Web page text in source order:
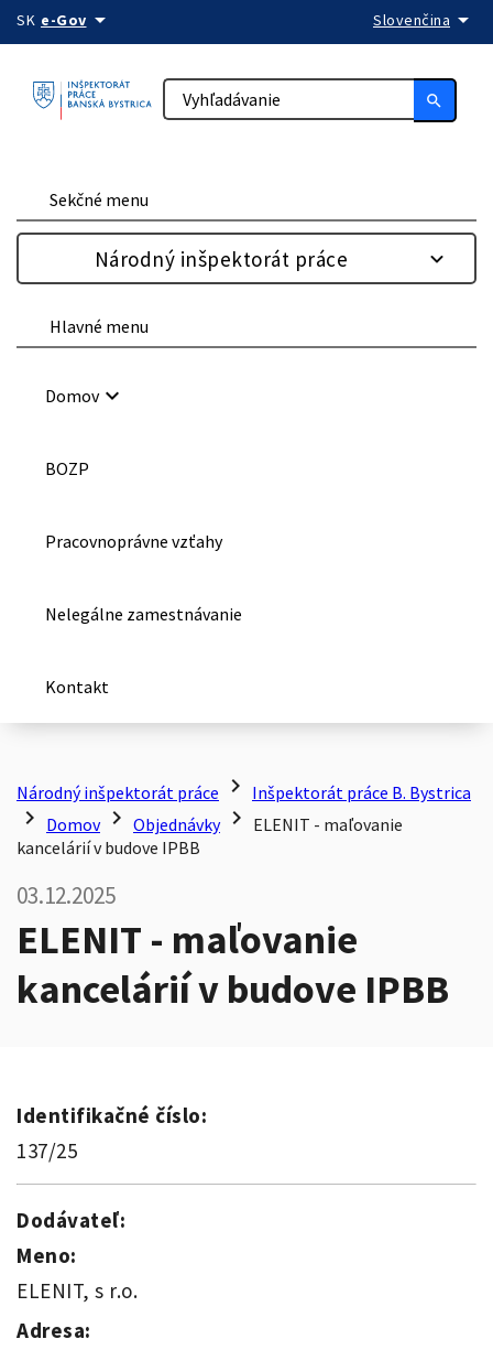
Preskočiť na obsah
SK e-Govarrow_drop_down Slovenčina arrow_drop_down
search
Sekčné menu
Národný inšpektorát práce
Hlavné menu
Domovkeyboard_arrow_down
BOZP
Pracovnoprávne vzťahy
Nelegálne zamestnávanie
Kontakt
Národný inšpektorát práce chevron_right Inšpektorát práce B. Bystrica
chevron_right Domov chevron_right Objednávky chevron_right ELENIT - maľovanie
kancelárií v budove IPBB
03.12.2025
ELENIT - maľovanie
kancelárií v budove IPBB
Identifikačné číslo:
137/25
Dodávateľ:
Meno:
ELENIT, s r.o.
Adresa: